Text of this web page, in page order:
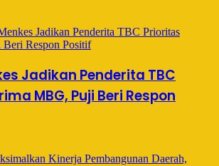
Jadikan Penderita TBC
MBG, Puji Beri Respon